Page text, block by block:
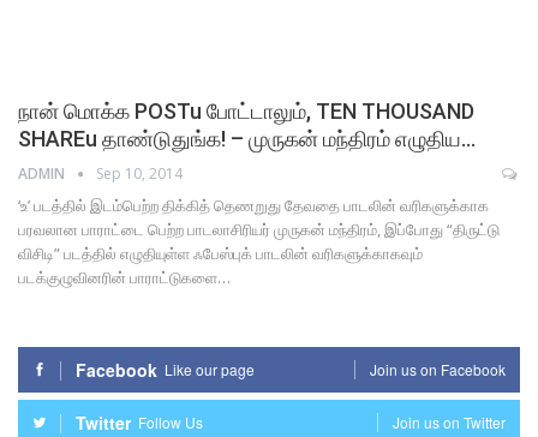
நான் மொக்க POSTu போட்டாலும், TEN THOUSAND
SHAREu தாண்டுதுங்க! – முருகன் மந்திரம் எழுதிய…
ADMIN Sep 10, 2014
‘உ’ படத்தில் இடம்பெற்ற திக்கித் தெணறுது தேவதை பாடலின் வரிகளுக்காக
பரவலான பாராட்டை பெற்ற பாடலாசிரியர் முருகன் மந்திரம், இப்போது “திருட்டு
விசிடி” படத்தில் எழுதியுள்ள ஃபேஸ்புக் பாடலின் வரிகளுக்காகவும்
படக்குழுவினரின் பாராட்டுகளை…
Facebook Like our page Join us on Facebook
Twitter Follow Us Join us on Twitter